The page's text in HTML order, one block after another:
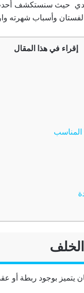
حيث سنستكشف
وأسباب شهرته
إقراء في هذا المقال
المناسب
يتميز بوجود ربطة أو